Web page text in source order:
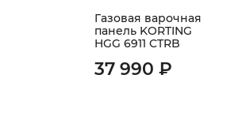
Газовая варочная
панель KORTING
HGG 6911 CTRB
37 990 ₽